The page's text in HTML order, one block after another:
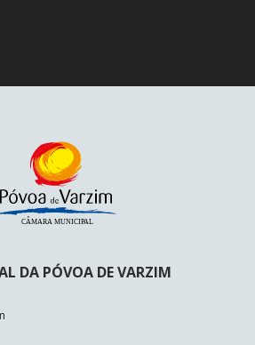
DA PÓVOA DE VARZIM